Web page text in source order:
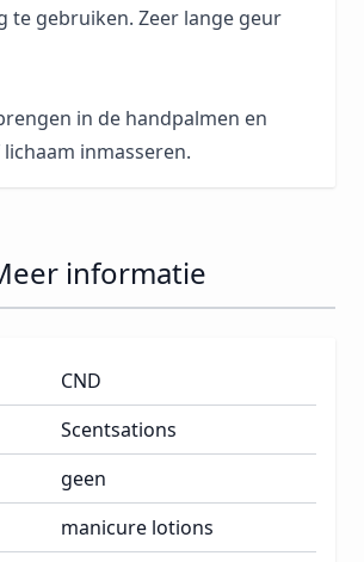
te gebruiken. Zeer lange geur
in de handpalmen en
inmasseren.
informatie
CND
Scentsations
geen
manicure lotions